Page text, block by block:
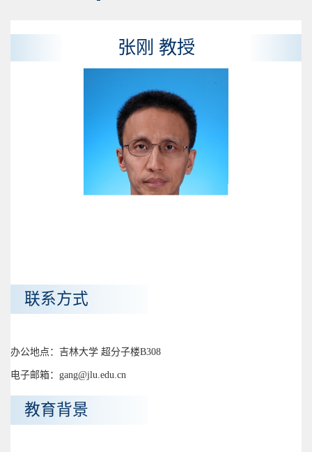
张刚 教授
联系方式
办公地点：吉林大学 超分子楼B308
电子邮箱：gang@jlu.edu.cn
教育背景